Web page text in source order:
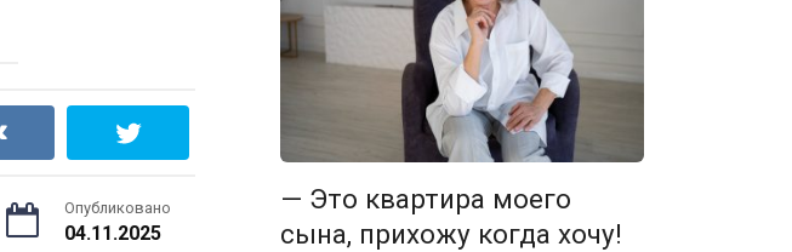
Опубликовано
04.11.2025
— Это квартира моего
сына, прихожу когда хочу!